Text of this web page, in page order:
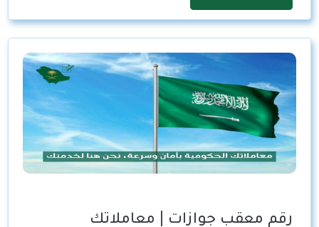
رقم معقب جوازات | معاملاتك